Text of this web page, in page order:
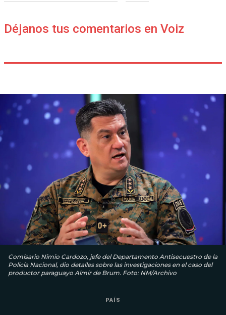
Déjanos tus comentarios en Voiz
Comisario Nimio Cardozo, jefe del Departamento Antisecuestro de la
Policía Nacional, dio detalles sobre las investigaciones en el caso del
productor paraguayo Almir de Brum. Foto: NM/Archivo
PAÍS